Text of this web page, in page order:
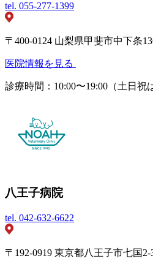
tel. 055-277-1399
〒400-0124 山梨県甲斐市中下条
医院情報を見る
診療時間：10:00〜19:00（土日祝
八王子病院
tel. 042-632-6622
〒192-0919 東京都八王子市七国2-